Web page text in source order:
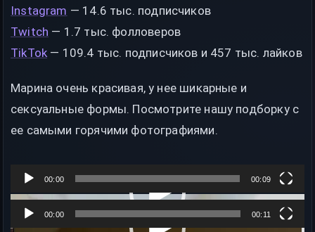
Instagram — 14.6 тыс. подписчиков
Twitch — 1.7 тыс. фолловеров
TikTok— 109.4 тыс. подписчиков и 457 тыс. лайков
Марина очень красивая, у нее шикарные и
сексуальные формы. Посмотрите нашу подборку с
ее самыми горячими фотографиями.
Marianka3 слив горячих фото
В
00:00 00:09
00:00 00:11